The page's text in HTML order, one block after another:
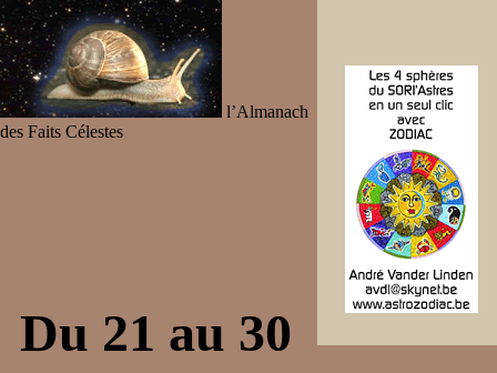
l’Almanach
des Faits Célestes
Du 21 au 30